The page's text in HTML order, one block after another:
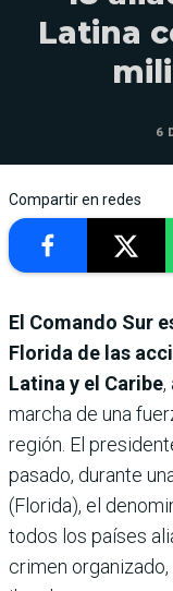
Latina
6
Compartir en redes
El Comando Sur
Florida de las
Latina y el Caribe,
marcha de una
región. El
pasado, durante
(Florida), el
todos los países
crimen